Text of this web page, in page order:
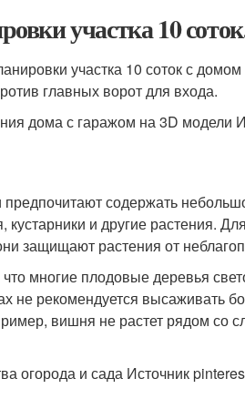
участка 10
участка 10 соток с
главных ворот для входа.
дома с гаражом на 3D модели
содержать
и другие растения.
защищают растения от
что многие плодовые деревья
не рекомендуется высаживать
вишня не растет рядом со
огорода и сада Источник